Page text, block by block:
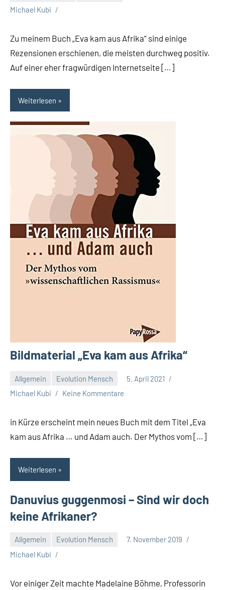
Michael Kubi
Zu meinem Buch „Eva kam aus Afrika“ sind einige
Rezensionen erschienen, die meisten durchweg positiv.
Auf einer eher fragwürdigen Internetseite […]
Weiterlesen
Bildmaterial „Eva kam aus Afrika“
Allgemein Evolution Mensch
5. April 2021
Michael Kubi
Keine Kommentare
in Kürze erscheint mein neues Buch mit dem Titel „Eva
kam aus Afrika … und Adam auch. Der Mythos vom […]
Weiterlesen
Danuvius guggenmosi – Sind wir doch
keine Afrikaner?
Allgemein Evolution Mensch
7. November 2019
Michael Kubi
Vor einiger Zeit machte Madelaine Böhme, Professorin